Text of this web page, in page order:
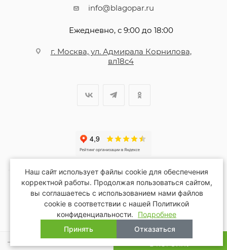
В КОРЗИНУ
info@blagopar.ru
Ежедневно, с 9:00 до 18:00
г. Москва, ул. Адмирала Корнилова,
вл18с4
2026 © Благопар
Наш сайт использует файлы cookie для обеспечения
корректной работы. Продолжая пользоваться сайтом,
вы соглашаетесь с использованием нами файлов
cookie в соответствии с нашей Политикой
конфиденциальности.
Подробнее
Принять
Отказаться